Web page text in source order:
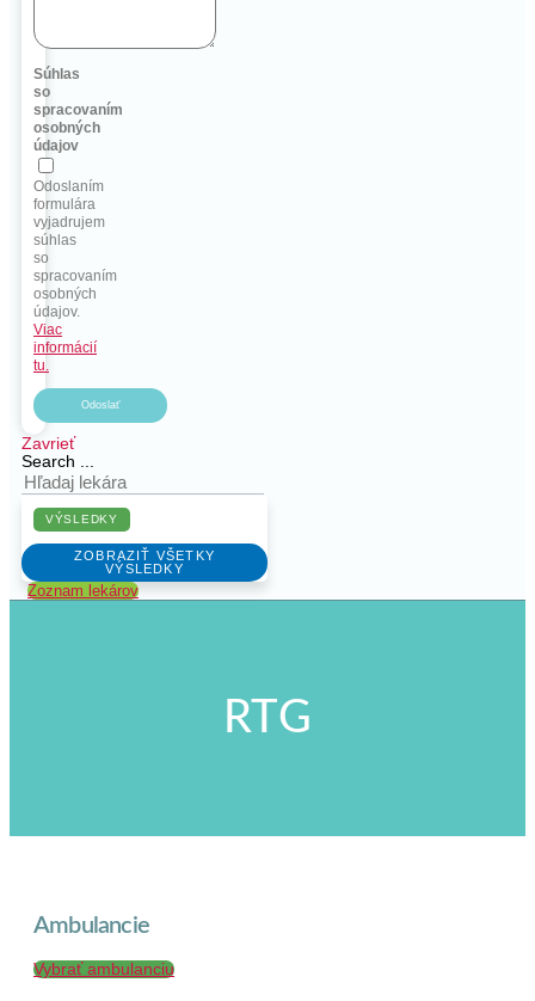
Súhlas
so
spracovaním
osobných
údajov
Odoslaním
formulára
vyjadrujem
súhlas
so
spracovaním
osobných
údajov.
Viac
informácií
tu.
Odoslať
Zavrieť
Search ...
VÝSLEDKY
ZOBRAZIŤ VŠETKY
VÝSLEDKY
Zoznam lekárov
RTG
Ambulancie
Vybrať ambulanciu